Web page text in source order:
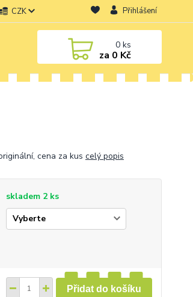
CZK Přihlášení
0ks
za 0 Kč
cena za kus celý popis
skladem 2 ks
Přidat do košíku